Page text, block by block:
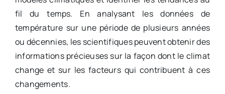
fil du temps. En analysant les données de
température sur une période de plusieurs années
ou décennies, les scientifiques peuvent obtenir des
informations précieuses sur la façon dont le climat
change et sur les facteurs qui contribuent à ces
changements.